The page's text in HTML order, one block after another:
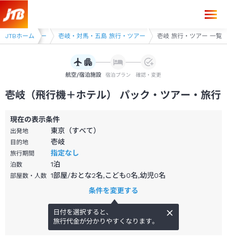
JTBホーム
県 旅行・ツアー 壱岐・対馬・五島 旅行・ツアー 壱岐 旅行・ツアー 一覧
航空/宿泊施設 宿泊プラン 確認・変更
壱岐（飛行機＋ホテル） パック・ツアー・旅行
現在の表示条件
出発地 東京（すべて）
目的地 壱岐
旅行期間 指定なし
泊数 1泊
部屋数・人数 1部屋/おとな2名,こども0名,幼児0名
条件を変更する
日付を選択すると、
旅行代金が分かりやすくなります。